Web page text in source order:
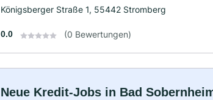
Königsberger Straße 1, 55442 Stromberg
0.0 (0 Bewertungen)
Neue Kredit-Jobs in Bad